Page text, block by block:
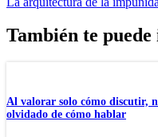
También te
Al valorar solo cómo discutir,
olvidado de cómo hablar